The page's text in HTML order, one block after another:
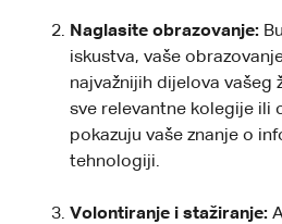
Naglasite obrazovanje:
iskustva, vaše
najvažnijih dijelova vašeg
sve relevantne kolegije ili
pokazuju vaše znanje o
tehnologiji.
Volontiranje i stažiranje: